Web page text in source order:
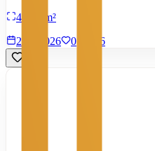
4.000 m²
28/7/2026
0 496